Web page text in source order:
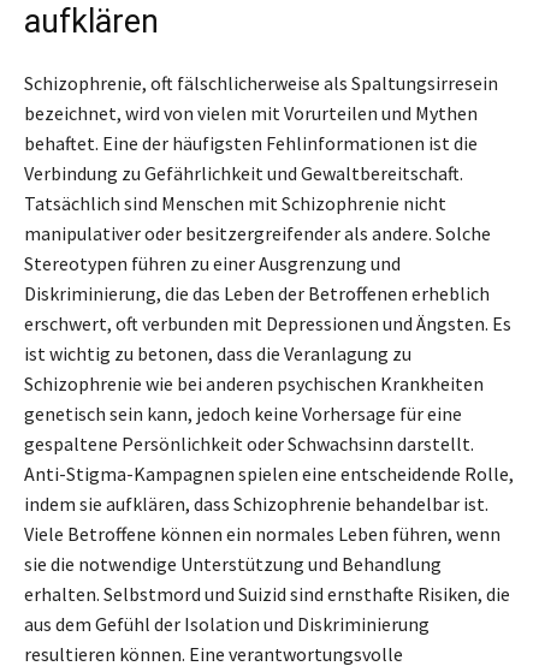
aufklären
Schizophrenie, oft fälschlicherweise als Spaltungsirresein
bezeichnet, wird von vielen mit Vorurteilen und Mythen
behaftet. Eine der häufigsten Fehlinformationen ist die
Verbindung zu Gefährlichkeit und Gewaltbereitschaft.
Tatsächlich sind Menschen mit Schizophrenie nicht
manipulativer oder besitzergreifender als andere. Solche
Stereotypen führen zu einer Ausgrenzung und
Diskriminierung, die das Leben der Betroffenen erheblich
erschwert, oft verbunden mit Depressionen und Ängsten. Es
ist wichtig zu betonen, dass die Veranlagung zu
Schizophrenie wie bei anderen psychischen Krankheiten
genetisch sein kann, jedoch keine Vorhersage für eine
gespaltene Persönlichkeit oder Schwachsinn darstellt.
Anti-Stigma-Kampagnen spielen eine entscheidende Rolle,
indem sie aufklären, dass Schizophrenie behandelbar ist.
Viele Betroffene können ein normales Leben führen, wenn
sie die notwendige Unterstützung und Behandlung
erhalten. Selbstmord und Suizid sind ernsthafte Risiken, die
aus dem Gefühl der Isolation und Diskriminierung
resultieren können. Eine verantwortungsvolle